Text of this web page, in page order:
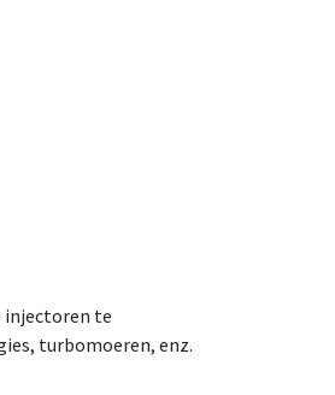
injectoren te
turbomoeren, enz.